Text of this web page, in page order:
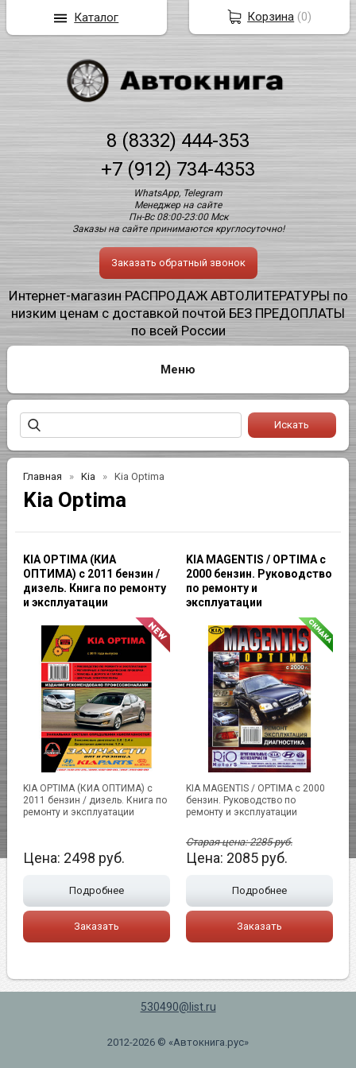
8 (8332) 444-353
+7 (912) 734-4353
WhatsApp, Telegram
Менеджер на сайте
Пн-Вс 08:00-23:00 Мск
Заказы на сайте принимаются круглосуточно!
Заказать обратный звонок
Интернет-магазин РАСПРОДАЖ АВТОЛИТЕРАТУРЫ по
низким ценам с доставкой почтой БЕЗ ПРЕДОПЛАТЫ
по всей России
Главная Kia Kia Optima
Kia Optima
KIA OPTIMA (КИА
ОПТИМА) с 2011 бензин /
дизель. Книга по ремонту
и эксплуатации
KIA OPTIMA (КИА ОПТИМА) с
2011 бензин / дизель. Книга по
ремонту и эксплуатации
Цена: 2498 руб.
Подробнее
Заказать
KIA MAGENTIS / OPTIMA с
2000 бензин. Руководство
по ремонту и
эксплуатации
KIA MAGENTIS / OPTIMA с 2000
бензин. Руководство по
ремонту и эксплуатации
Старая цена:2285руб.
Цена: 2085 руб.
Подробнее
Заказать
530490@list.ru
2012-2026 © «Автокнига.рус»
Корзина (0)
Каталог